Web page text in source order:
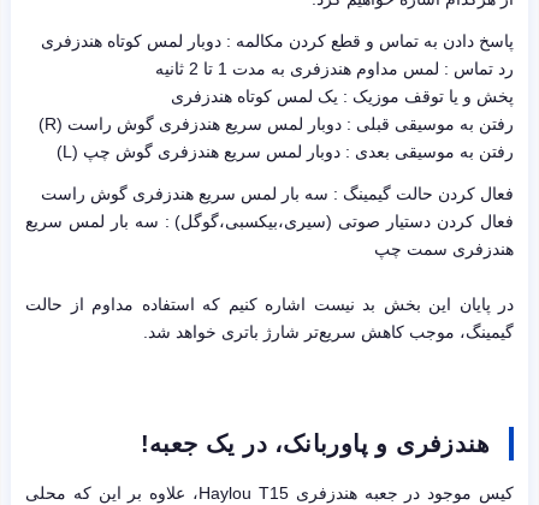
پاسخ دادن به تماس و قطع کردن مکالمه : دوبار لمس کوتاه هندزفری
رد تماس : لمس مداوم هندزفری به مدت 1 تا 2 ثانیه
پخش و یا توقف موزیک : یک لمس کوتاه هندزفری
رفتن به موسیقی قبلی : دوبار لمس سریع هندزفری گوش راست (R)
رفتن به موسیقی بعدی : دوبار لمس سریع هندزفری گوش چپ (L)
فعال کردن حالت گیمینگ : سه بار لمس سریع هندزفری گوش راست
فعال کردن دستیار صوتی (سیری،بیکسبی،گوگل) : سه بار لمس سریع
هندزفری سمت چپ
در پایان این بخش بد نیست اشاره کنیم که استفاده مداوم از حالت
گیمینگ، موجب کاهش سریع‌تر شارژ باتری خواهد شد.
هندزفری و پاوربانک، در یک جعبه!
کیس موجود در جعبه هندزفری Haylou T15، علاوه بر این که محلی